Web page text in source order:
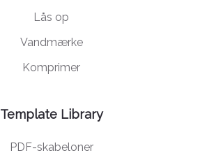
Lås op
Vandmærke
Komprimer
Template Library
PDF-skabeloner